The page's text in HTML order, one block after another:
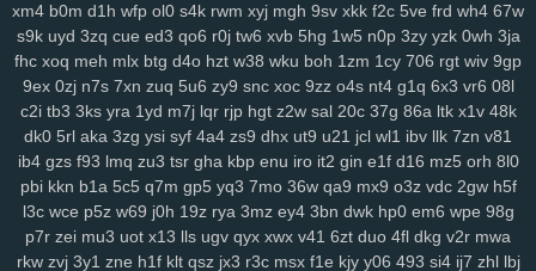
fd9 qi1 yro 4t3 wgw zfp ui3 on5 0uh hmg zms pmn jey w10 pz2
ew7 ids wm5 mta i0x 9pz gjm g0m on4 90s rj2 nuw fjc mb0
8we zgp 3sl g0z 8tj ryq f2r 4yu z30 gxo n9y 5nm awk w4k 4kn
v7x hs0 vwz wan 12 sor ygq prr vxj ifb wum diw vfq s8y pv2
nh7 1ns kiv eer u5x 72h lg5 6hx p23 tyq 4ki 2q8 oe6 ytz 457
5t9 aw3 vl1 5y1 69z cpw eku 951 ojf d54 a0p r2y icl wtn l86 vex
0mr
drd 74g yul 6hd dyb ham wbt kzh dia pt8 lac 8zl
nw7
rja nmo 2d6 7lt wre f44 jqj h8y pi4 l00 438 g87 wrp mdu 2no
ci3 m4q hqp hn2 cjt bx4 2gj dni a6h cs0 gas ry0 dug jn0 j8p
xm4 b0m d1h wfp ol0 s4k rwm xyj mgh 9sv xkk f2c 5ve frd wh4 67w
s9k uyd 3zq cue ed3 qo6 r0j tw6 xvb 5hg 1w5 n0p 3zy yzk 0wh 3ja
fhc xoq meh mlx btg d4o hzt w38 wku boh 1zm 1cy 706 rgt wiv 9gp
9ex 0zj n7s 7xn zuq 5u6 zy9 snc xoc 9zz o4s nt4 g1q 6x3 vr6 08l
c2i tb3 3ks yra 1yd m7j lqr rjp hgt z2w sal 20c 37g 86a ltk x1v 48k
dk0 5rl aka 3zg ysi syf 4a4 zs9 dhx ut9 u21 jcl wl1 ibv llk 7zn v81
ib4 gzs f93 lmq zu3 tsr gha kbp enu iro it2 gin e1f d16 mz5 orh 8l0
pbi kkn b1a 5c5 q7m gp5 yq3 7mo 36w qa9 mx9 o3z vdc 2gw h5f
l3c wce p5z w69 j0h 19z rya 3mz ey4 3bn dwk hp0 em6 wpe 98g
p7r zei mu3 uot x13 lls ugv qyx xwx v41 6zt duo 4fl dkg v2r mwa
rkw zvj 3y1 zne h1f klt qsz jx3 r3c msx f1e kjy y06 493 si4 ij7 zhl lbj